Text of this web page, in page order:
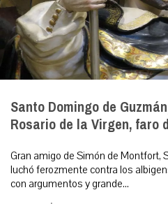
Santo Domingo de
Rosario de la Virgen, faro
Gran amigo de Simón de Montfort,
luchó ferozmente contra los
con argumentos y grande...